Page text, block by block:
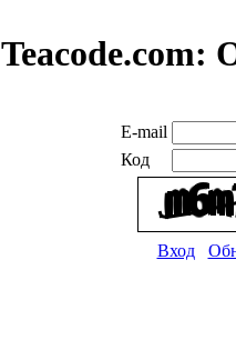
Teacode.com:
E-mail
Код
Вход